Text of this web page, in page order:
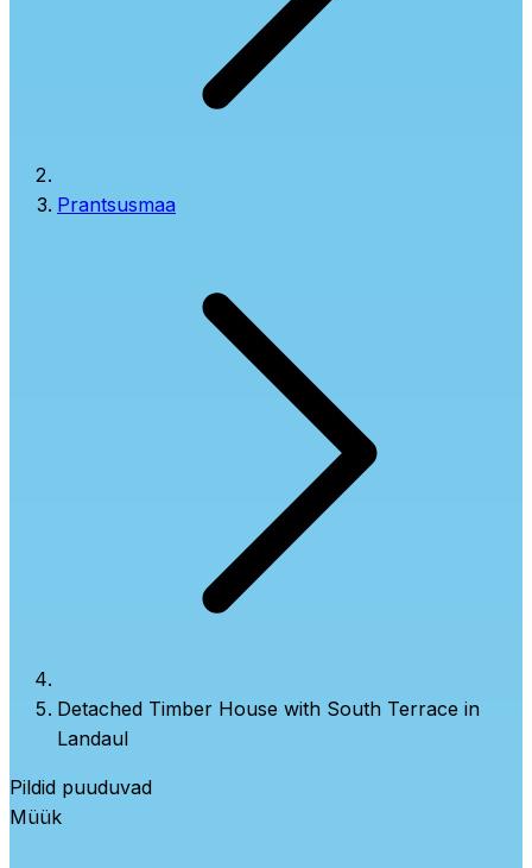
Prantsusmaa
Detached Timber House with South Terrace in
Landaul
Pildid puuduvad
Müük